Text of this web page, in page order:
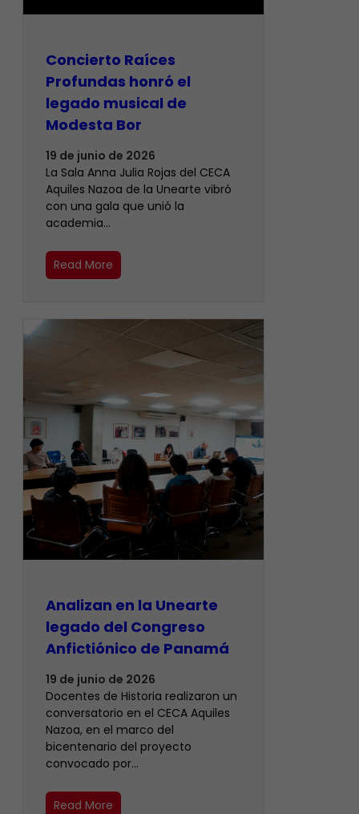
​Concierto Raíces
Profundas honró el
legado musical de
Modesta Bor
19 de junio de 2026
La Sala Anna Julia Rojas del CECA
Aquiles Nazoa de la Unearte vibró
con una gala que unió la
academia…
Read More
Analizan en la Unearte
legado del Congreso
Anfictiónico de Panamá
19 de junio de 2026
Docentes de Historia realizaron un
conversatorio en el CECA Aquiles
Nazoa, en el marco del
bicentenario del proyecto
convocado por…
Read More